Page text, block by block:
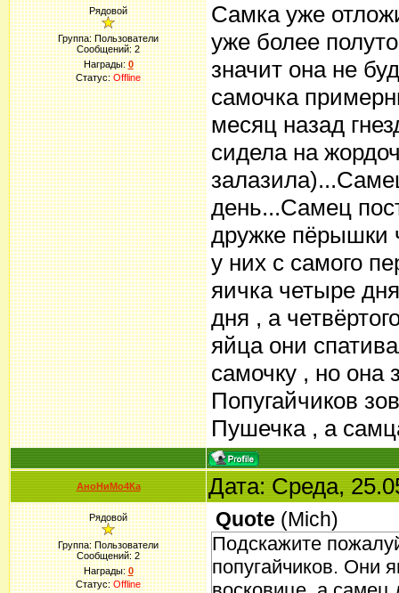
Рядовой
Группа: Пользователи
Сообщений:2
Награды:0
Статус:Offline
Самка уже
уже более
значит она не
самочка
месяц назад
сидела на
день...Самец
дружке пёрышки
у них с самого
яичка четыре
дня , а
яйца они
самочку , но она
Попугайчиков
Пушечка , а
АноНиМо4Ка Дата: Среда,
Рядовой
Группа: Пользователи
Сообщений:2
Награды:0
Статус:Offline
Quote (Mich)
Подскажите
попугайчиков. Они